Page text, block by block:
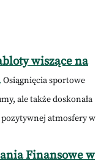
wiszące na
Osiągnięcia sportowe
ale także doskonała
atmosfery w
Finansowe w